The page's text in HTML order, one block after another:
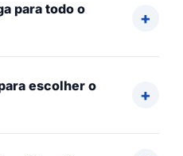
para todo o
escolher o